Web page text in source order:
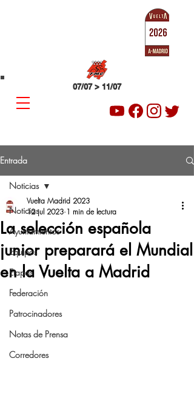
07/07 > 11/07
Entrada
Noticias
Ayuntamientos
Equipos
Etapas
Federación
Patrocinadores
Notas de Prensa
Corredores
Noticias
La selección española
junior preparará el Mundial
en la Vuelta a Madrid
Vuelta Madrid 2023
12 jul 2023 1 min de lectura